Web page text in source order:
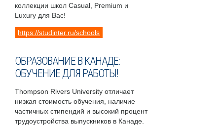
коллекции школ Casual, Premium и
Luxury для Вас!
https://studinter.ru/schools
ОБРАЗОВАНИЕ В КАНАДЕ:
ОБУЧЕНИЕ ДЛЯ РАБОТЫ!
Thompson Rivers University отличает
низкая стоимость обучения, наличие
частичных стипендий и высокий процент
трудоустройства выпускников в Канаде.